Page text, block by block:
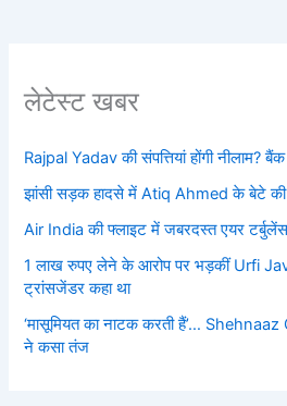
लेटेस्ट खबर
Rajpal Yadav की संपत्तियां होंगी नीलाम?
झांसी सड़क हादसे में Atiq Ahmed के बेटे की
Air India की फ्लाइट में जबरदस्त एयर
1 लाख रुपए लेने के आरोप पर भड़कीं Urfi
ट्रांसजेंडर कहा था
‘मासूमियत का नाटक करती हैं’…
ने कसा तंज